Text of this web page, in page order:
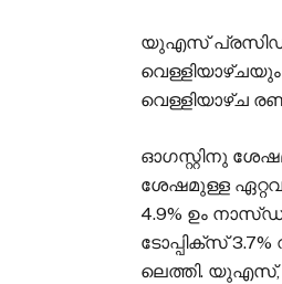
യുഎസ്
വെള്ളിയാഴ്ച
ഓഗസ്റ്റിനു
ശേഷമുള്ള
4.9% ഉം
ടോപ്പിക്സ് 3.7%
ലെത്തി. യുഎസ്,